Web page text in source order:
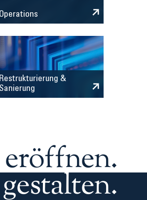
Operations
Restrukturierung &
Sanierung